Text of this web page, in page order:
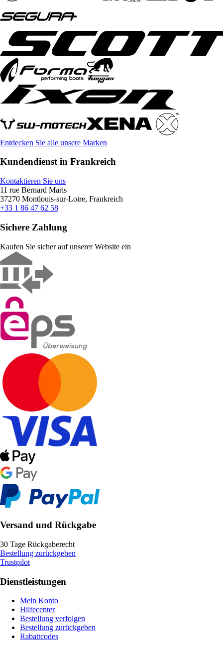
Entdecken Sie alle unsere Marken
Kundendienst in Frankreich
Kontaktieren Sie uns
11 rue Bernard Maris
37270 Montlouis-sur-Loire, Frankreich
+33 1 86 47 62 58
Sichere Zahlung
Kaufen Sie sicher auf unserer Website ein
Versand und Rückgabe
30 Tage Rückgaberecht
Bestellung zurückgeben
Trustpilot
Dienstleistungen
Mein Konto
Hilfecenter
Bestellung verfolgen
Bestellung zurückgeben
Rabattcodes